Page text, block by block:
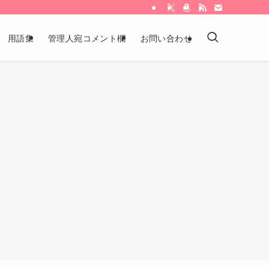
用語集 管理人宛コメント欄 お問い合わせ